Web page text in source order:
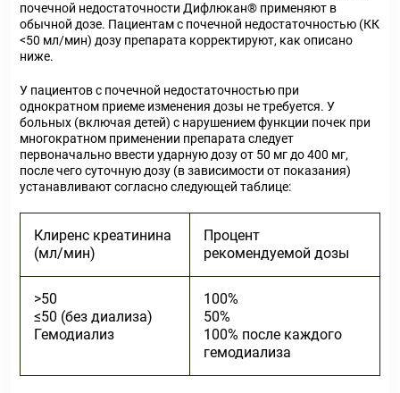
почечной недостаточности Дифлюкан® применяют в
обычной дозе. Пациентам с почечной недостаточностью (КК
<50 мл/мин) дозу препарата корректируют, как описано
ниже.
У пациентов с почечной недостаточностью при
однократном приеме изменения дозы не требуется. У
больных (включая детей) с нарушением функции почек при
многократном применении препарата следует
первоначально ввести ударную дозу от 50 мг до 400 мг,
после чего суточную дозу (в зависимости от показания)
устанавливают согласно следующей таблице:
Клиренс креатинина
(мл/мин)
Процент
рекомендуемой дозы
>50
≤50 (без диализа)
Гемодиализ
100%
50%
100% после каждого
гемодиализа